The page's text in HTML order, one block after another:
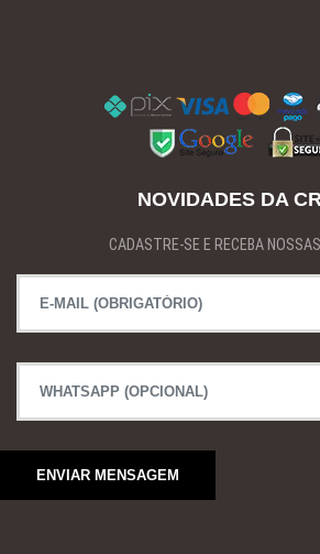
NOVIDADES DA
CADASTRE-SE E RECEBA